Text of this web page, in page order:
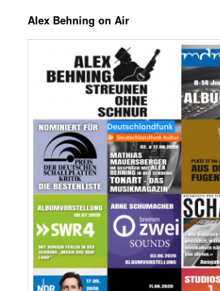
Alex Behning on Air